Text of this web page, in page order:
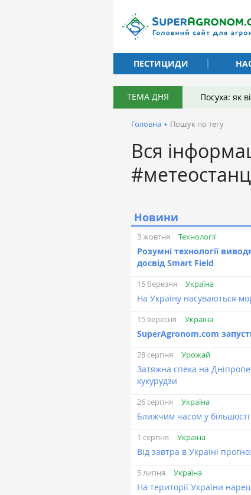
ПЕСТИЦИДИ
ТЕМА ДНЯ Посуха: як
Головна • Пошук по тегу
Вся
Новини
3 жовтня Технології
Розумні технології
досвід Smart Field
15 березня Україна
На Україну насуваються
15 вересня Україна
SuperAgronom.com
28 серпня Урожай
Затяжна спека на
кукурудзи
26 серпня Україна
Ближчим часом у
1 серпня Україна
Від завтра в Україні
5 липня Україна
На території України